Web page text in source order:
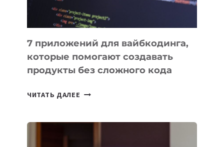
7 приложений для вайбкодинга,
которые помогают создавать
продукты без сложного кода
ЧИТАТЬ ДАЛЕЕ